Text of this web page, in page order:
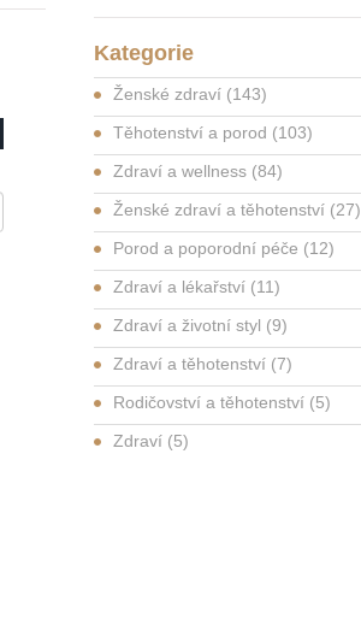
Kategorie
Ženské zdraví (143)
Těhotenství a porod (103)
Zdraví a wellness (84)
Ženské zdraví a těhotenství (27)
Porod a poporodní péče (12)
Zdraví a lékařství (11)
Zdraví a životní styl (9)
Zdraví a těhotenství (7)
Rodičovství a těhotenství (5)
Zdraví (5)